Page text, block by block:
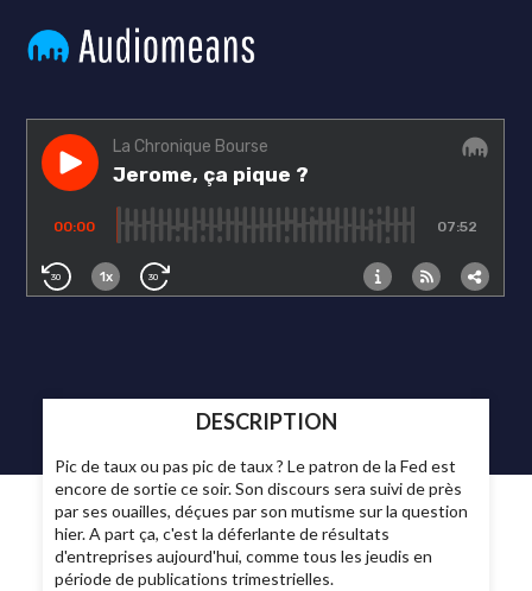
DESCRIPTION
Pic de taux ou pas pic de taux ? Le patron de la Fed est
encore de sortie ce soir. Son discours sera suivi de près
par ses ouailles, déçues par son mutisme sur la question
hier. A part ça, c'est la déferlante de résultats
d'entreprises aujourd'hui, comme tous les jeudis en
période de publications trimestrielles.